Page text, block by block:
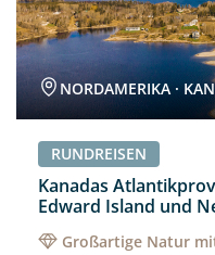
NORDAMERIKA ·
RUNDREISEN
Kanadas
Edward Island und
Großartige Natur